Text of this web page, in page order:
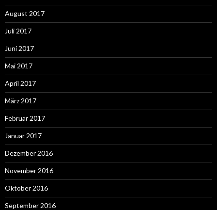
August 2017
Juli 2017
Juni 2017
Mai 2017
April 2017
März 2017
Februar 2017
Januar 2017
Dezember 2016
November 2016
Oktober 2016
September 2016